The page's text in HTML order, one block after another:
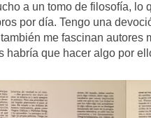
a un tomo de filosofía,
por día. Tengo una
me fascinan
que hacer algo por